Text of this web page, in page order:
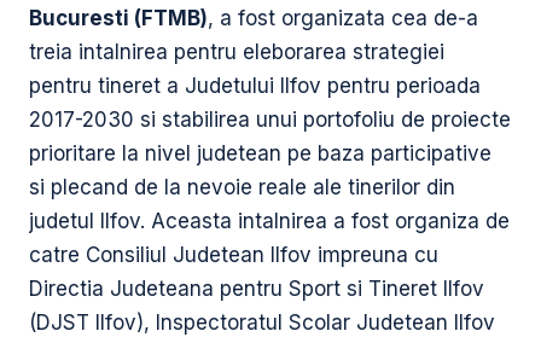
Bucuresti (FTMB), a fost organizata cea de-a
treia intalnirea pentru eleborarea strategiei
pentru tineret a Judetului Ilfov pentru perioada
2017-2030 si stabilirea unui portofoliu de proiecte
prioritare la nivel judetean pe baza participative
si plecand de la nevoie reale ale tinerilor din
judetul Ilfov. Aceasta intalnirea a fost organiza de
catre Consiliul Judetean Ilfov impreuna cu
Directia Judeteana pentru Sport si Tineret Ilfov
(DJST Ilfov), Inspectoratul Scolar Judetean Ilfov